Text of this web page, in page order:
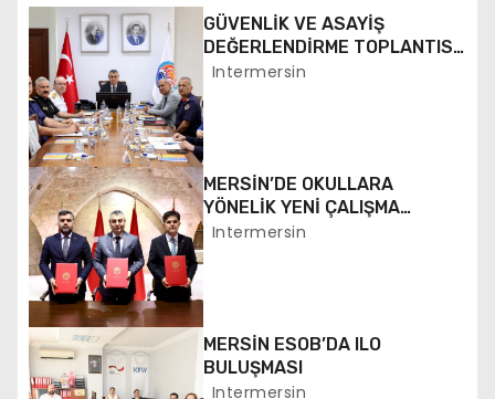
ı
g
e
z
i
n
m
e
GÜVENLİK VE ASAYİŞ
DEĞERLENDİRME TOPLANTISI
YAPILDI
Intermersin
MERSİN’DE OKULLARA
YÖNELİK YENİ ÇALIŞMA
BAŞLATILDI
Intermersin
MERSİN ESOB’DA ILO
BULUŞMASI
Intermersin